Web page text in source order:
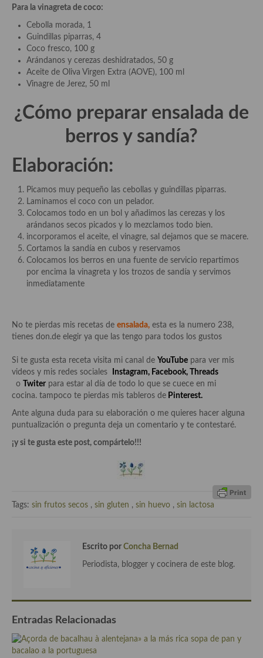
Sales y polvos
Salsas y mojos
Adobos
Aperitivos
Bocadillos, hamburguesas, sándwich, emparedados, tostas y
Entrantes y primeros platos
Entrantes
Gazpachos, salmorejos, sopas y cremas frías
Quínoa
Pasta
Legumbres y cereales
Huevos
Masas elaboradas con harina, pizzas, quiches y demás
Plato principal
Aves
Postres y dulces
Quesos, recetas
Recetas maridadas con los mejores AOVES
Para la vinagreta de coco:
Cebolla morada, 1
Guindillas piparras, 4
Coco fresco, 100 g
Arándanos y cerezas deshidratados, 50 g
Aceite de Oliva Virgen Extra (AOVE), 100 ml
Vinagre de Jerez, 50 ml
¿Cómo preparar ensalada de
berros y sandía?
Elaboración:
Picamos muy pequeño las cebollas y guindillas piparras.
Laminamos el coco con un pelador.
Colocamos todo en un bol y añadimos las cerezas y los
arándanos secos picados y lo mezclamos todo bien.
incorporamos el aceite, el vinagre, sal dejamos que se macere.
Cortamos la sandía en cubos y reservamos
Colocamos los berros en una fuente de servicio repartimos
por encima la vinagreta y los trozos de sandía y servimos
inmediatamente
No te pierdas mis recetas de ensalada, esta es la numero 238,
tienes don.de elegir ya que las tengo para todos los gustos
Si te gusta esta receta visita mi canal de YouTube para ver mis
videos y mis redes sociales
Instagram, Facebook,
Threads
o
Twiter para estar al día de todo lo que se cuece en mi
cocina. tampoco te pierdas mis tableros de Pinterest.
Ante alguna duda para su elaboración o me quieres hacer alguna
puntualización o pregunta deja un comentario y te contestaré.
¡y si te gusta este post, compártelo!!!
Tags: sin frutos secos , sin gluten , sin huevo , sin lactosa
Escrito por Concha Bernad
Periodista, blogger y cocinera de este blog.
Entradas Relacionadas